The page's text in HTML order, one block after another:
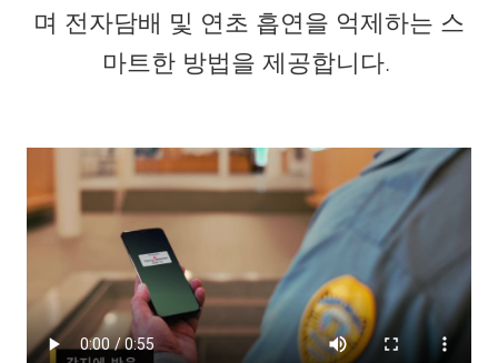
며 전자담배 및 연초 흡연을 억제하는 스
마트한 방법을 제공합니다.